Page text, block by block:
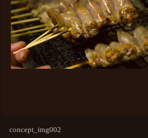
concept_img002